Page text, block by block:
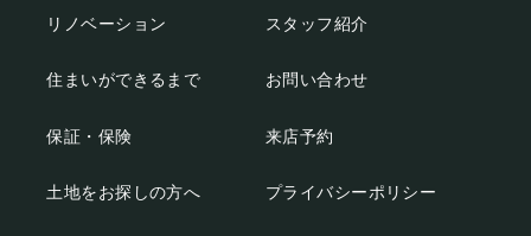
リノベーション
住まいができるまで
保証・保険
土地をお探しの方へ
スタッフ紹介
お問い合わせ
来店予約
プライバシーポリシー